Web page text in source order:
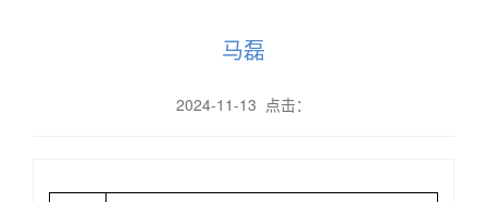
马磊
2024-11-13 点击：